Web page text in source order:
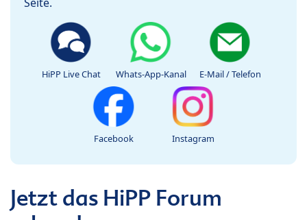
HiPP Live Chat Whats-App-Kanal E-Mail / Telefon
Facebook Instagram
Jetzt das HiPP Forum